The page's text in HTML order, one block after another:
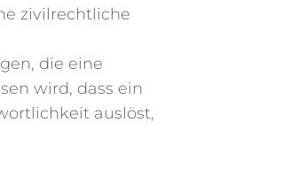
zivilrechtliche
die eine
wird, dass ein
auslöst,